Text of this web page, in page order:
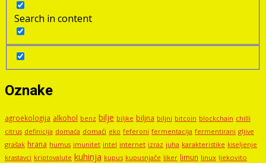
Search in content
Oznake
agroekologija alkohol benz bilje biljke biljna biljni bitcoin blockchain chilli
citrus definicija domaća domaći eko feferoni fermentacija fermentirani gljive
grašak hrana humus imunitet intel internet izraz juha karakteristike kiseljenje
krastavci kriptovalute kuhinja kupus kupusnjače liker limun linux ljekovito